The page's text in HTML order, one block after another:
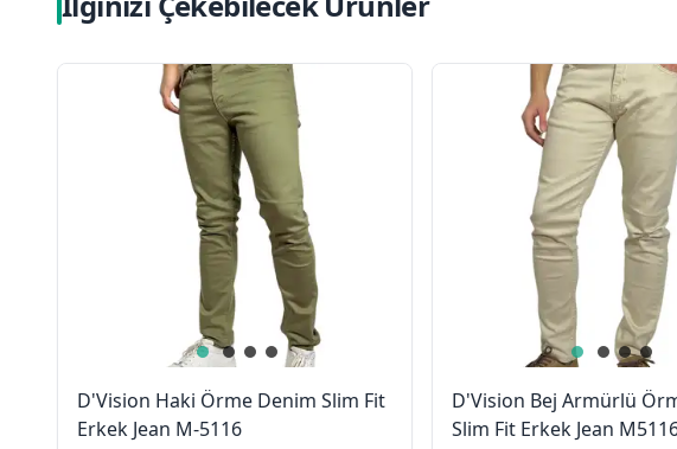
D'Vision Haki Örme Denim Slim Fit
Erkek Jean M-5116
D'Vision Bej Armürlü
Slim Fit Erkek Jean